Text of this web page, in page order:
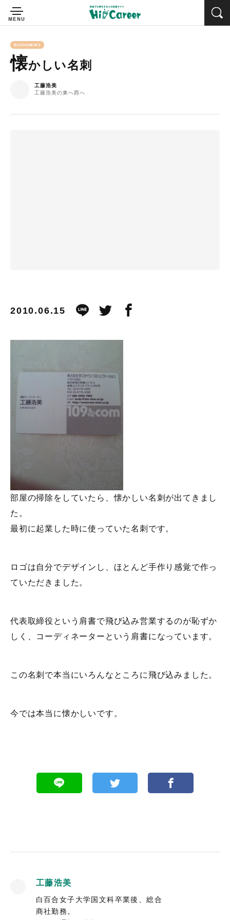
BLOG&NEWS
懐かしい名刺
工藤浩美
工藤浩美の東へ西へ
2010.06.15
部屋の掃除をしていたら、懐かしい名刺が出てきまし
た。
最初に起業した時に使っていた名刺です。
ロゴは自分でデザインし、ほとんど手作り感覚で作っ
ていただきました。
代表取締役という肩書で飛び込み営業するのが恥ずか
しく、コーディネーターという肩書になっています。
この名刺で本当にいろんなところに飛び込みました。
今では本当に懐かしいです。
工藤浩美
白百合女子大学国文科卒業後、総合
商社勤務。